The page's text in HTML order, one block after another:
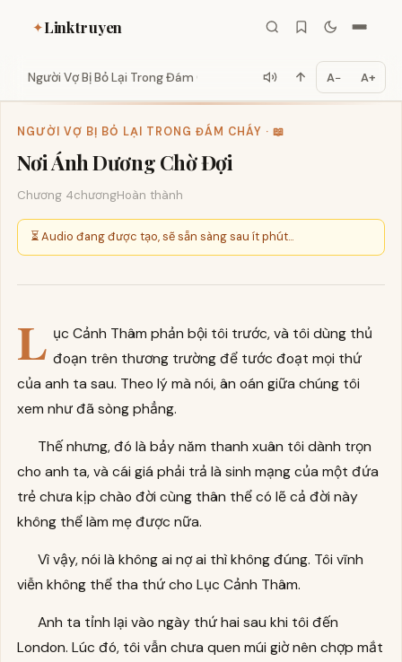
✦Linktruyen
Người Vợ Bị Bỏ Lại Trong Đám C... A− A+
NGƯỜI VỢ BỊ BỎ LẠI TRONG ĐÁM CHÁY · 📖
Nơi Ánh Dương Chờ Đợi
Chương 4chươngHoàn thành
⏳ Audio đang được tạo, sẽ sẵn sàng sau ít phút...
L ục Cảnh Thâm phản bội tôi trước, và tôi dùng thủ
đoạn trên thương trường để tước đoạt mọi thứ
của anh ta sau. Theo lý mà nói, ân oán giữa chúng tôi
xem như đã sòng phẳng.
Thế nhưng, đó là bảy năm thanh xuân tôi dành trọn
cho anh ta, và cái giá phải trả là sinh mạng của một đứa
trẻ chưa kịp chào đời cùng thân thể có lẽ cả đời này
không thể làm mẹ được nữa.
Vì vậy, nói là không ai nợ ai thì không đúng. Tôi vĩnh
viễn không thể tha thứ cho Lục Cảnh Thâm.
Anh ta tỉnh lại vào ngày thứ hai sau khi tôi đến
London. Lúc đó, tôi vẫn chưa quen múi giờ nên chợp mắt